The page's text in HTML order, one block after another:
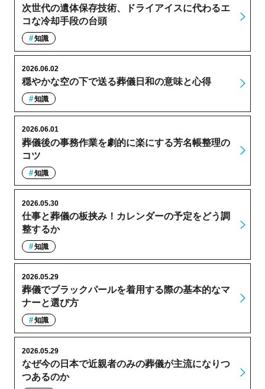
次世代の遺体保存技術、ドライアイスに代わるエ
コな冷却手段の台頭
知識
穏やかな空の下で送る葬儀日和の意味と心得
2026.06.02
知識
葬儀後の事務作業を劇的に楽にする芳名帳整理の
コツ
2026.06.01
知識
仕事と葬儀の板挟み！カレンダーの予定をどう調
整するか
2026.05.30
知識
葬儀でブラックパールを着用する際の基本的なマ
ナーと選び方
2026.05.29
知識
なぜ今の日本で近親者のみの葬儀が主流になりつ
つあるのか
2026.05.29